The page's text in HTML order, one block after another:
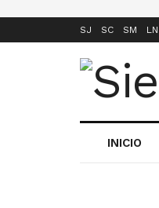
SJ SC SM LN
INICIO